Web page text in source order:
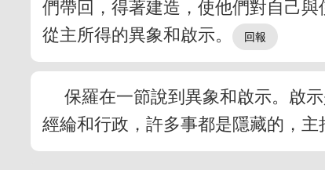
們帶回，得著建造，使他們對自己
從主所得的異象和啟示。
保羅在一節說到異象和啟示。啟
經綸和行政，許多事都是隱藏的，主